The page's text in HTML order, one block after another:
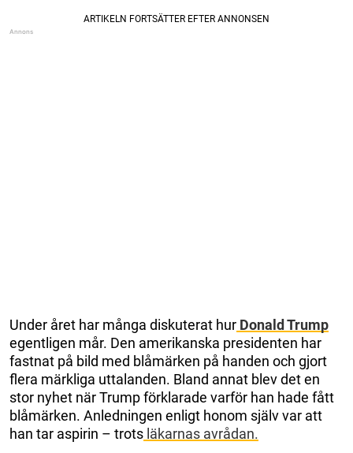
Under året har många diskuterat hur Donald Trump
egentligen mår. Den amerikanska presidenten har
fastnat på bild med blåmärken på handen och gjort
flera märkliga uttalanden. Bland annat blev det en
stor nyhet när Trump förklarade varför han hade fått
blåmärken. Anledningen enligt honom själv var att
han tar aspirin – trots läkarnas avrådan.